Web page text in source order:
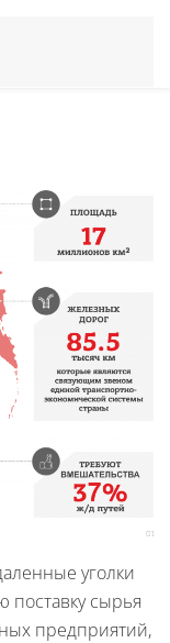
уголки
поставку сырья
предприятий,